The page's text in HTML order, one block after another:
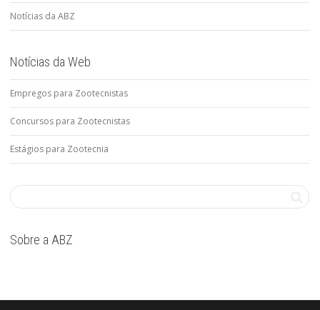
Notícias da ABZ
Notícias da Web
Empregos para Zootecnistas
Concursos para Zootecnistas
Estágios para Zootecnia
Sobre a ABZ